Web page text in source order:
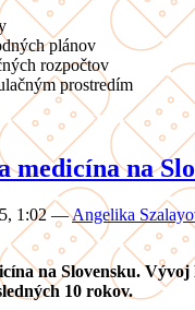
plánov
rozpočtov
prostredím
medicína na
1:02 —Angelika
na Slovensku.
10 rokov.